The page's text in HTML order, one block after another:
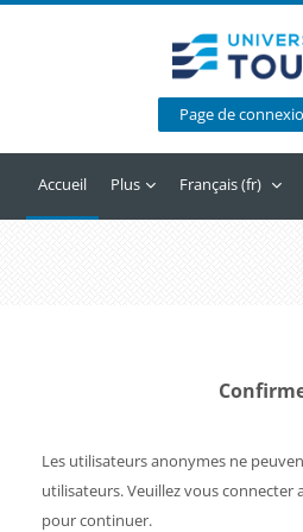
Page de
Accueil Plus Français ‎(fr)‎
Les utilisateurs anonymes ne
utilisateurs. Veuillez vous
pour continuer.